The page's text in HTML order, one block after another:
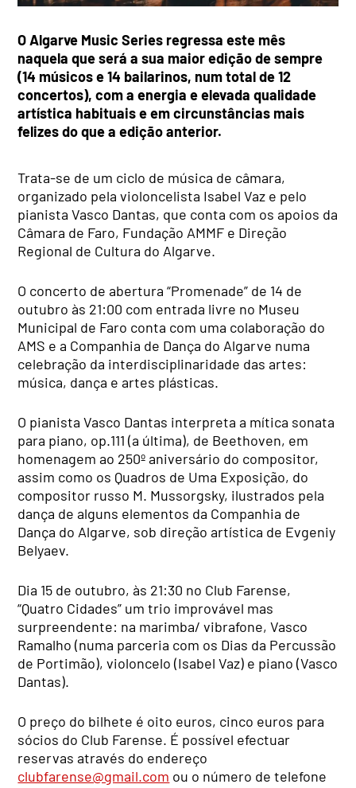
O Algarve Music Series regressa este mês
naquela que será a sua maior edição de sempre
(14 músicos e 14 bailarinos, num total de 12
concertos), com a energia e elevada qualidade
artística habituais e em circunstâncias mais
felizes do que a edição anterior.
Trata-se de um ciclo de música de câmara,
organizado pela violoncelista Isabel Vaz e pelo
pianista Vasco Dantas, que conta com os apoios da
Câmara de Faro, Fundação AMMF e Direção
Regional de Cultura do Algarve.
O concerto de abertura “Promenade” de 14 de
outubro às 21:00 com entrada livre no Museu
Municipal de Faro conta com uma colaboração do
AMS e a Companhia de Dança do Algarve numa
celebração da interdisciplinaridade das artes:
música, dança e artes plásticas.
O pianista Vasco Dantas interpreta a mítica sonata
para piano, op.111 (a última), de Beethoven, em
homenagem ao 250º aniversário do compositor,
assim como os Quadros de Uma Exposição, do
compositor russo M. Mussorgsky, ilustrados pela
dança de alguns elementos da Companhia de
Dança do Algarve, sob direção artística de Evgeniy
Belyaev.
Dia 15 de outubro, às 21:30 no Club Farense,
“Quatro Cidades” um trio improvável mas
surpreendente: na marimba/ vibrafone, Vasco
Ramalho (numa parceria com os Dias da Percussão
de Portimão), violoncelo (Isabel Vaz) e piano (Vasco
Dantas).
O preço do bilhete é oito euros, cinco euros para
sócios do Club Farense. É possível efectuar
reservas através do endereço
clubfarense@gmail.com ou o número de telefone